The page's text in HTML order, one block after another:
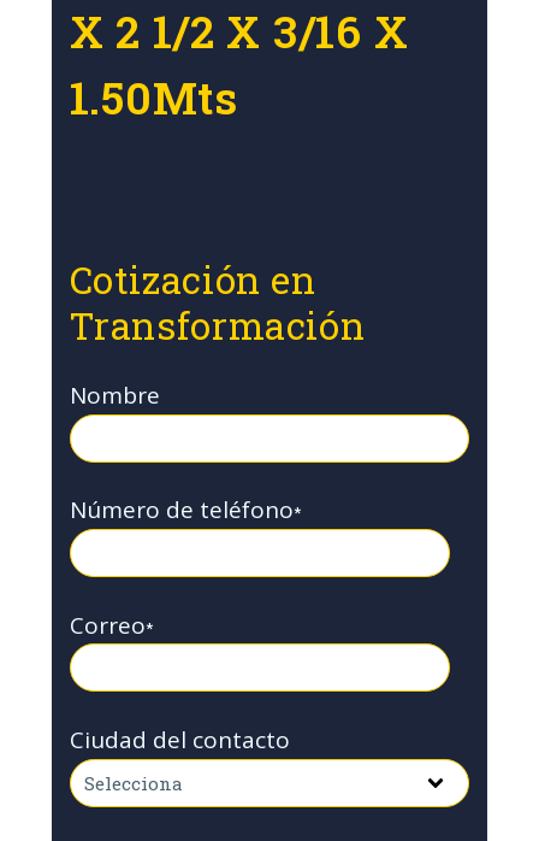
X 2 1/2 X 3/16 X
1.50Mts
Cotización en
Transformación
Nombre
Número de teléfono*
Correo*
Ciudad del contacto